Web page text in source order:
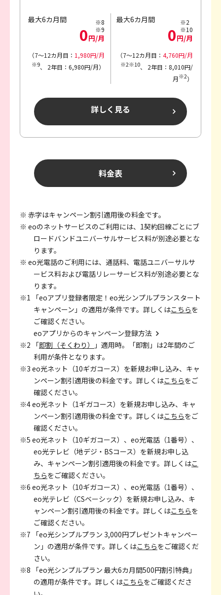
最大6カ月間
0円/月
※8
※9
（7～12カ月目： 1,980円/月
※9、 2年目：6,980円/月）
最大6カ月間
0円/月
※2
※10
（7～12カ月目： 4,760円/月
※2※10、
2年目：8,010円/
月※2）
詳しく見る
料金表
※ 赤字はキャンペーン割引適用後の料金です。
※ eoのネットサービスのご利用には、1契約回線ごとにブ
ロードバンドユニバーサルサービス料が別途必要とな
ります。
※ eo光電話のご利用には、通話料、電話ユニバーサルサ
ービス料および電話リレーサービス料が別途必要とな
ります。
※1 「eoアプリ登録者限定！eo光シンプルプランスタート
キャンペーン」の適用が条件です。詳しくはこちらを
ご確認ください。
eoアプリからのキャンペーン登録方法
※2 「即割（そくわり）
」適用時。「即割」は2年間のご
利用が条件となります。
※3 eo光ネット（10ギガコース）を新規お申し込み、キャ
ンペーン割引適用後の料金です。詳しくはこちらをご
確認ください。
※4 eo光ネット（1ギガコース）を新規お申し込み、キャ
ンペーン割引適用後の料金です。詳しくはこちらをご
確認ください。
※5 eo光ネット（10ギガコース）、eo光電話（1番号）、
eo光テレビ（地デジ・BSコース）を新規お申し込
み、キャンペーン割引適用後の料金です。詳しくはこ
ちらをご確認ください。
※6 eo光ネット（10ギガコース）、eo光電話（1番号）、
eo光テレビ（CSベーシック）を新規お申し込み、キ
ャンペーン割引適用後の料金です。詳しくはこちらを
ご確認ください。
※7 「eo光シンプルプラン 3,000円プレゼントキャンペー
ン」の適用が条件です。詳しくはこちらをご確認くだ
さい。
※8 「eo光シンプルプラン 最大6カ月間500円割引特典」
の適用が条件です。詳しくはこちらをご確認くださ